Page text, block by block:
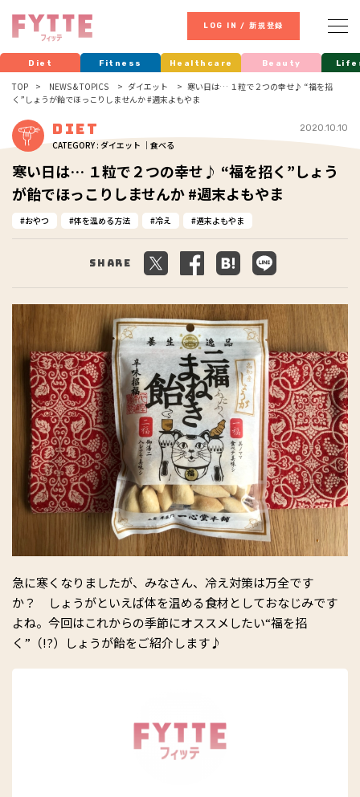
LOG IN / 新規登録
Diet Fitness Healthcare Beauty
TOP NEWS & TOPICS ダイエット
寒い日は… １粒で２つの幸せ♪ “福を招
く”しょうが飴でほっこりしませんか #週末よもやま
Diet
CATEGORY : ダイエット ｜食べる
2020.10.10
寒い日は… １粒で２つの幸せ♪ “福を招く”しょう
が飴でほっこりしませんか #週末よもやま
おやつ 体を温める方法 冷え 週末よもやま
Share
急に寒くなりましたが、みなさん、冷え対策は万全です
か？ しょうがといえば体を温める食材としておなじみです
よね。今回はこれからの季節にオススメしたい“福を招
く”（!?）しょうが飴をご紹介します♪